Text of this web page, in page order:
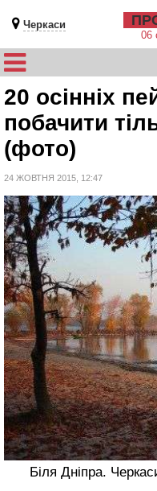
Черкаси
06
20 осінніх
побачити
(фото)
24 ЖОВТНЯ 2015, 12:47
Біля Дніпра.